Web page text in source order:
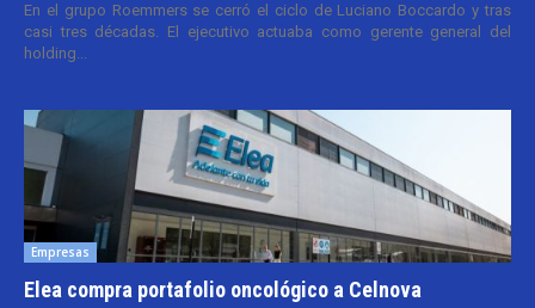
En el grupo Roemmers se cerró el ciclo de Luciano Boccardo y tras
casi tres décadas. El ejecutivo actuaba como gerente general del
holding...
Empresas
Elea compra portafolio oncológico a Celnova